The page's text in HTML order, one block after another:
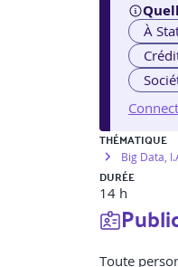
À
THÉMATIQUE
Big Data,
DURÉE
14 h
Toute